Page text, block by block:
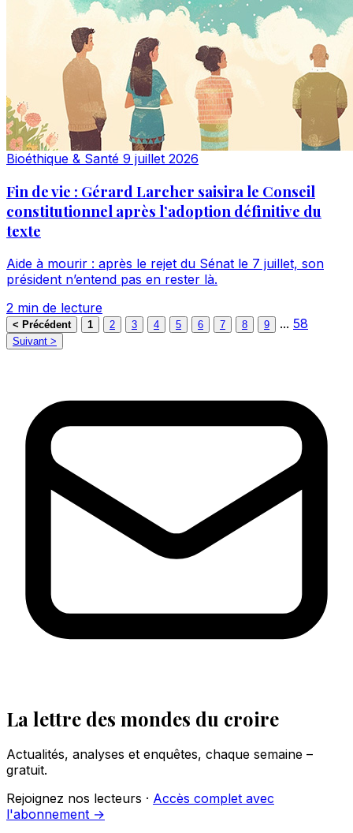
Bioéthique & Santé 9 juillet 2026
Fin de vie : Gérard Larcher saisira le Conseil
constitutionnel après l’adoption définitive du
texte
Aide à mourir : après le rejet du Sénat le 7 juillet, son
président n’entend pas en rester là.
2 min de lecture
< Précédent 1 2 3 4 5 6 7 8 9 ... 58
Suivant >
La lettre des mondes du croire
Actualités, analyses et enquêtes, chaque semaine –
gratuit.
Rejoignez nos lecteurs · Accès complet avec
l'abonnement →